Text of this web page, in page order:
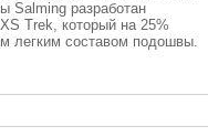
Salming разработан
Trek, который на 25%
легким составом подошвы.